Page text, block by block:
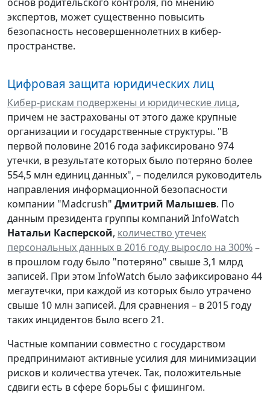
экспертов, может существенно повысить
безопасность несовершеннолетних в кибер-
пространстве.
Цифровая защита юридических лиц
Кибер-рискам подвержены и юридические лица,
причем не застрахованы от этого даже крупные
организации и государственные структуры. "В
первой половине 2016 года зафиксировано 974
утечки, в результате которых было потеряно более
554,5 млн единиц данных", – поделился руководитель
направления информационной безопасности
компании "Madcrush" Дмитрий Малышев. По
данным президента группы компаний InfoWatch
Натальи Касперской, количество утечек
персональных данных в 2016 году выросло на 300%–
в прошлом году было "потеряно" свыше 3,1 млрд
записей. При этом InfoWatch было зафиксировано 44
мегаутечки, при каждой из которых было утрачено
свыше 10 млн записей. Для сравнения – в 2015 году
таких инцидентов было всего 21.
Частные компании совместно с государством
предпринимают активные усилия для минимизации
рисков и количества утечек. Так, положительные
сдвиги есть в сфере борьбы с фишингом.